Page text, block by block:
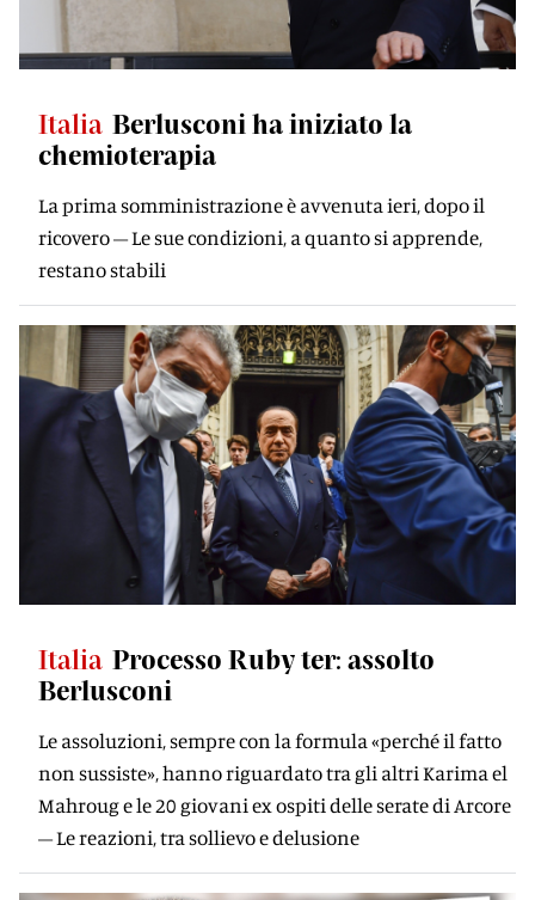
Italia Berlusconi ha iniziato la
chemioterapia
La prima somministrazione è avvenuta ieri, dopo il
ricovero – Le sue condizioni, a quanto si apprende,
restano stabili
Italia Processo Ruby ter: assolto
Berlusconi
Le assoluzioni, sempre con la formula «perché il fatto
non sussiste», hanno riguardato tra gli altri Karima el
Mahroug e le 20 giovani ex ospiti delle serate di Arcore
– Le reazioni, tra sollievo e delusione